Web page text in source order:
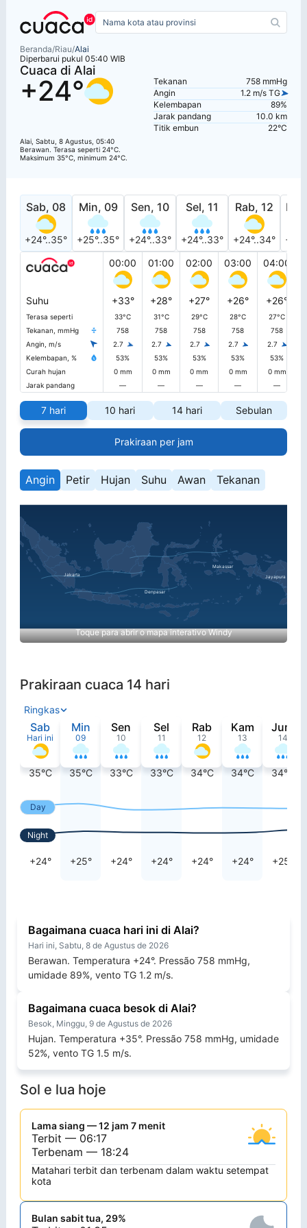
Beranda/Riau/Alai
Diperbarui pukul 05:40 WIB
Cuaca di Alai
+24°
Alai, Sabtu, 8 Agustus, 05:40
Berawan. Terasa seperti 24°C.
Maksimum 35°C, minimum 24°C.
Tekanan
758 mmHg
Angin
1.2 m/s TG
Kelembapan
89%
Jarak pandang
10.0 km
Titik embun
22°C
Sab, 08
+24°..35°
Min, 09
+25°..35°
Sen, 10
+24°..33°
Sel, 11
+24°..33°
Rab, 12
+24°..34°
00:00
01:00 02:00 03:00 04:00
Suhu +33° +28° +27° +26° +26°
Terasa seperti 33°C 31°C 29°C 28°C
27°C
Tekanan, mmHg
758 758 758 758
758
Angin, m/s
2.7 2.7 2.7 2.7 2.7
Kelembapan, %
53% 53% 53% 53%
53%
Curah hujan
0 mm 0 mm 0 mm 0 mm 0 mm
Jarak pandang
— — — — —
7 hari 10 hari 14 hari Sebulan
Prakiraan per jam
Angin Petir Hujan Suhu Awan Tekanan
Toque para abrir o mapa interativo Windy
Prakiraan cuaca 14 hari
Ringkas
Sab
Hari ini
35°C
+24°
Min
09
35°C
+25°
Sen
10
33°C
+24°
Sel
11
33°C
+24°
Rab
12
34°C
+24°
Kam
13
34°C
+24°
Jum
14
34°C
+25°
Day
Night
Bagaimana cuaca hari ini di Alai?
Hari ini, Sabtu, 8 de Agustus de 2026
Berawan. Temperatura +24°. Pressão 758 mmHg,
umidade 89%, vento TG 1.2 m/s.
Bagaimana cuaca besok di Alai?
Besok, Minggu, 9 de Agustus de 2026
Hujan. Temperatura +35°. Pressão 758 mmHg, umidade
52%, vento TG 1.5 m/s.
Sol e lua hoje
Lama siang — 12 jam 7 menit
Terbit — 06:17
Terbenam — 18:24
Matahari terbit dan terbenam dalam waktu setempat
kota
Bulan sabit tua, 29%